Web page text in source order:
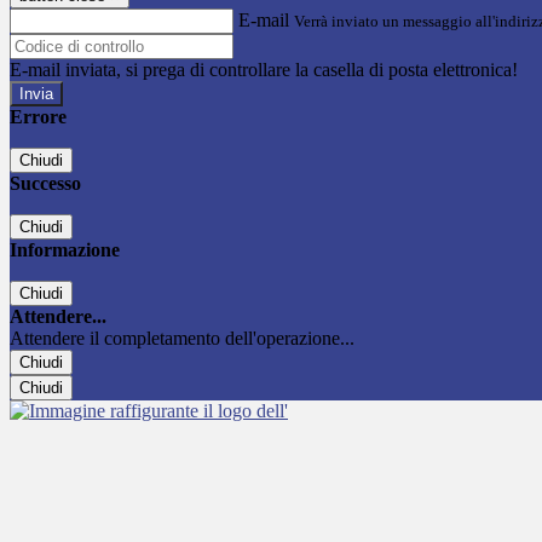
E-mail Verrà inviato un messaggio
E-mail inviata, si prega di controllare la casella di posta elettronica!
Errore
Chiudi
Successo
Chiudi
Informazione
Chiudi
Attendere...
Attendere il completamento dell'operazione...
Chiudi
Chiudi